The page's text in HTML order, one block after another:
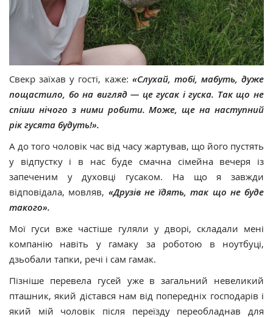
Свекр заїхав у гості, каже: «Слухай, тобі, мабуть, дуже
пощастило, бо на вигляд — це гусак і гуска. Так що не
спіши нічого з ними робити. Може, ще на наступний
рік гусята будуть!».
А до того чоловік час від часу жартував, що його пустять
у відпустку і в нас буде смачна сімейна вечеря із
запеченим у духовці гусаком. На що я завжди
відповідала, мовляв, «Друзів не їдять, так що не буде
такого».
Мої гуси вже частіше гуляли у дворі, складали мені
компанію навіть у гамаку за роботою в ноутбуці,
дзьобали тапки, речі і сам гамак.
Пізніше перевела гусей уже в загальний невеликий
пташник, який дістався нам від попередніх господарів і
який мій чоловік після переїзду переобладнав для